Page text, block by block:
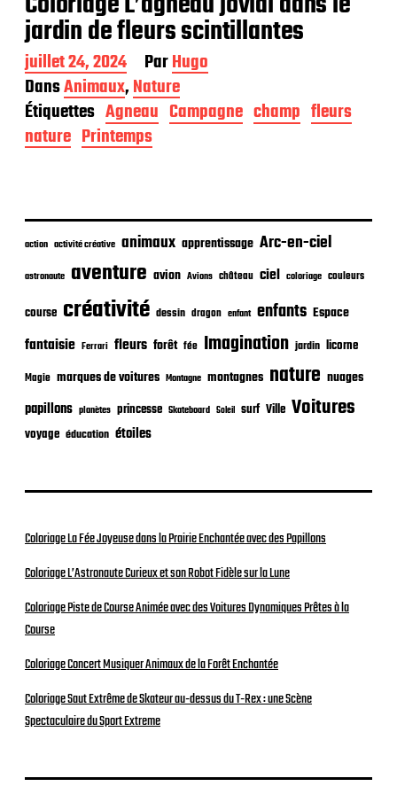
jardin de fleurs scintillantes
D
a
t
e
d
e
l
i
a
i
n
juillet 24, 2024 ParHugo
DansAnimaux,Nature
Étiquettes Agneau Campagne champ fleurs
nature Printemps
action activité créative animaux apprentissage Arc-en-ciel
astronaute aventure avion Avions château ciel coloriage couleurs
course créativité dessin dragon enfant enfants Espace
fantaisie Ferrari fleurs forêt fée Imagination jardin licorne
Magie marques de voitures Montagne montagnes nature nuages
papillons planètes princesse Skateboard Soleil surf Ville Voitures
voyage éducation étoiles
Coloriage La Fée Joyeuse dans la Prairie Enchantée avec des Papillons
Coloriage L’Astronaute Curieux et son Robot Fidèle sur la Lune
Coloriage Piste de Course Animée avec des Voitures Dynamiques Prêtes à la
Course
Coloriage Concert Musiquer Animaux de la Forêt Enchantée
Coloriage Saut Extrême de Skateur au-dessus du T-Rex : une Scène
Spectaculaire du Sport Extreme